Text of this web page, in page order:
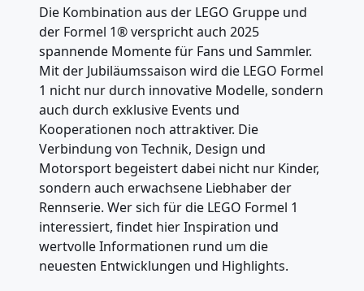
Die Kombination aus der LEGO Gruppe und
der Formel 1® verspricht auch 2025
spannende Momente für Fans und Sammler.
Mit der Jubiläumssaison wird die LEGO Formel
1 nicht nur durch innovative Modelle, sondern
auch durch exklusive Events und
Kooperationen noch attraktiver. Die
Verbindung von Technik, Design und
Motorsport begeistert dabei nicht nur Kinder,
sondern auch erwachsene Liebhaber der
Rennserie. Wer sich für die LEGO Formel 1
interessiert, findet hier Inspiration und
wertvolle Informationen rund um die
neuesten Entwicklungen und Highlights.